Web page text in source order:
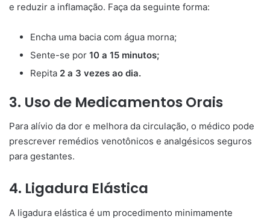
e reduzir a inflamação. Faça da seguinte forma:
Encha uma bacia com água morna;
Sente-se por 10 a 15 minutos;
Repita 2 a 3 vezes ao dia.
3. Uso de Medicamentos Orais
Para alívio da dor e melhora da circulação, o médico pode
prescrever remédios venotônicos e analgésicos seguros
para gestantes.
4. Ligadura Elástica
A ligadura elástica é um procedimento minimamente